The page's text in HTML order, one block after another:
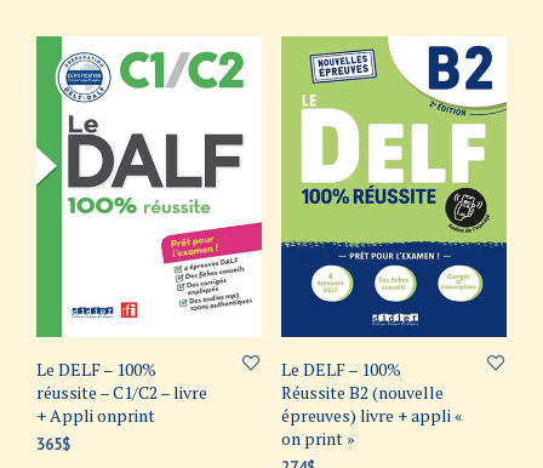
Le DELF – 100%
réussite – C1/C2 – livre
+ Appli onprint
365$
Le DELF – 100%
Réussite B2 (nouvelle
épreuves) livre + appli «
on print »